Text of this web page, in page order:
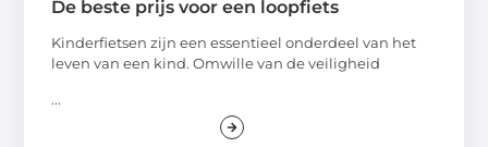
De beste prijs voor een loopfiets
Kinderfietsen zijn een essentieel onderdeel van het
leven van een kind. Omwille van de veiligheid
...